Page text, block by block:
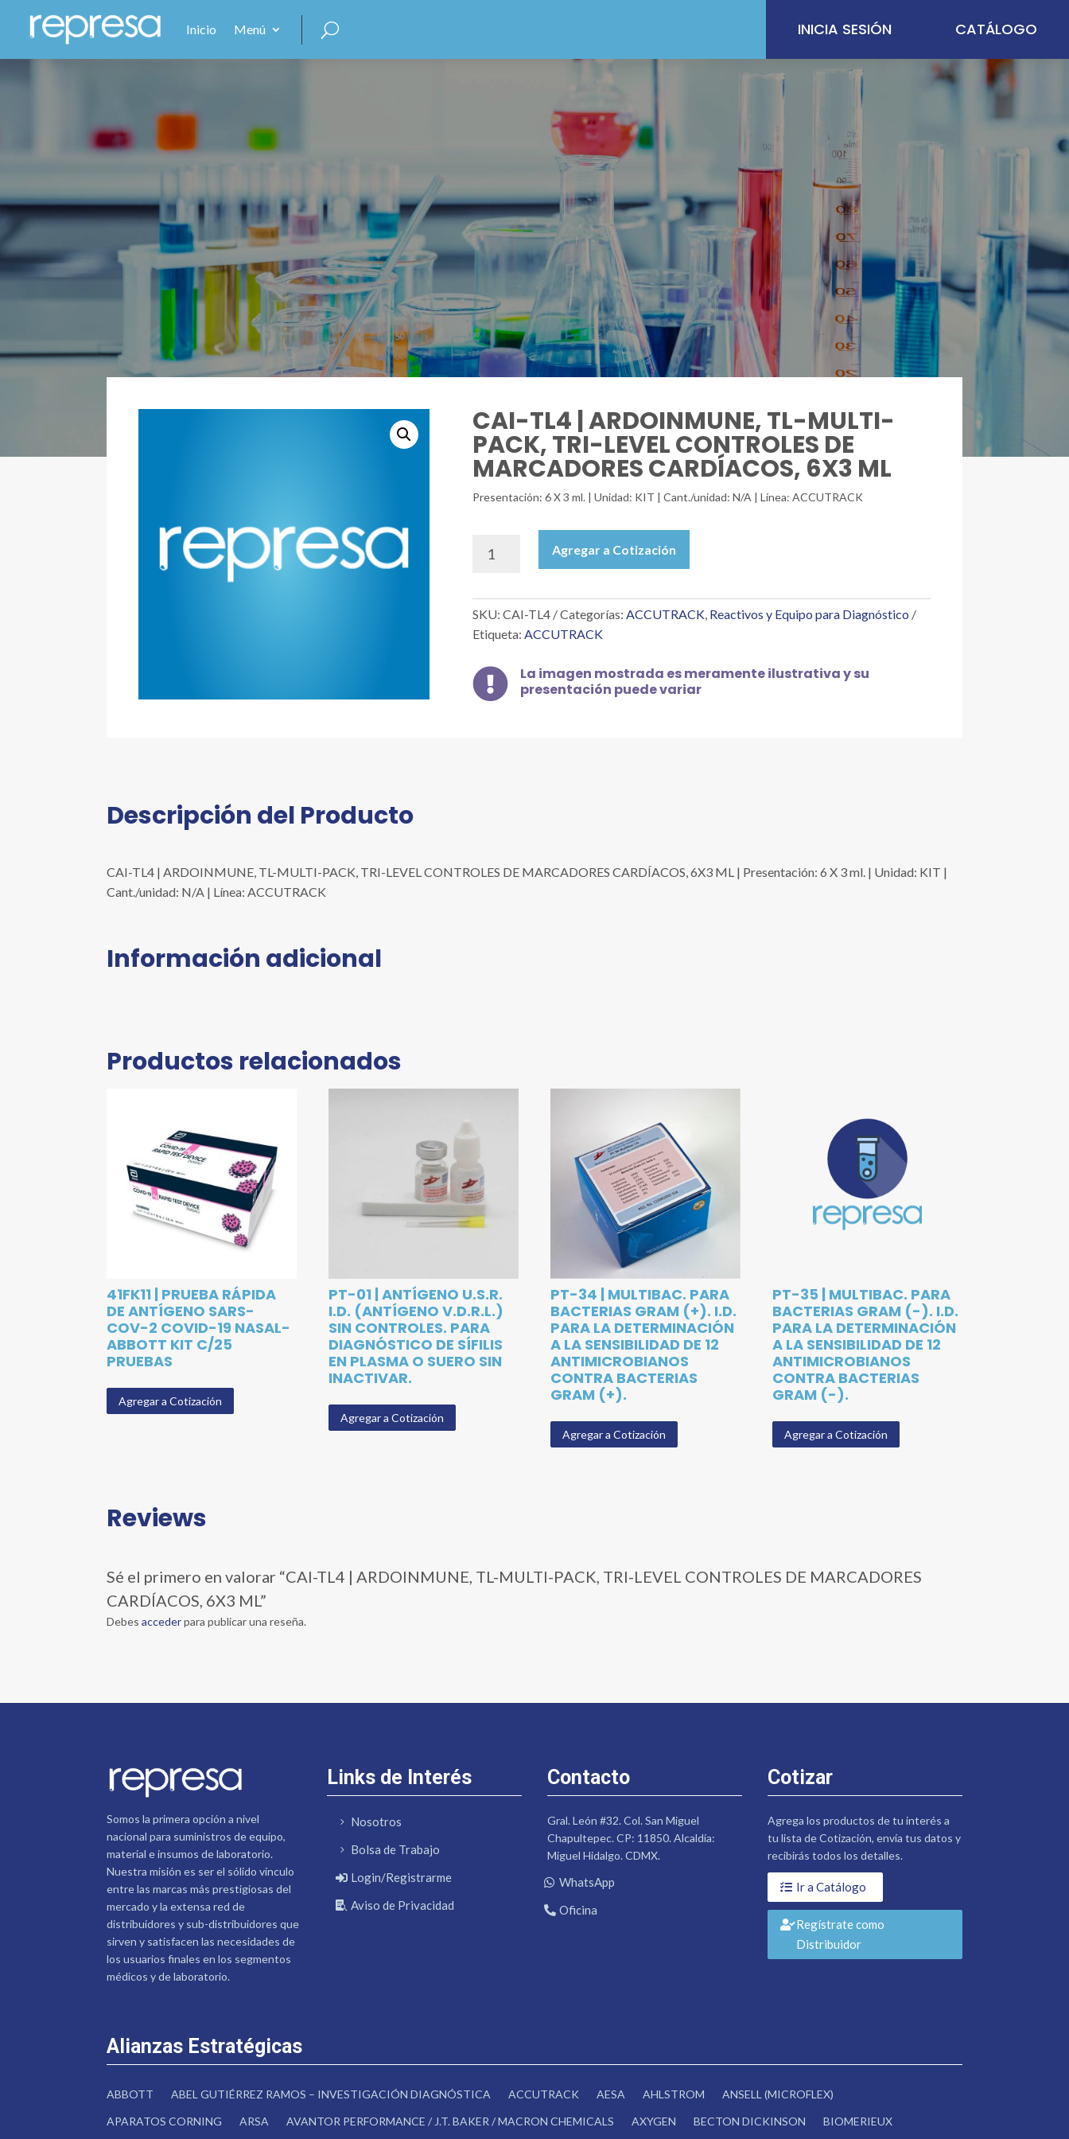
Inicio Menú INICIA SESIÓN CATÁLOGO
CAI-TL4 | ARDOINMUNE, TL-MULTI-
PACK, TRI-LEVEL CONTROLES DE
MARCADORES CARDÍACOS, 6X3 ML
Presentación: 6 X 3 ml. | Unidad: KIT | Cant./unidad: N/A | Línea: ACCUTRACK
TL4
ARDOINMUNE,
TL-
MULTI-
TRI-
LEVEL
CONTROLES
Agregar a Cotización
SKU:CAI-TL4 Categorías:ACCUTRACK, Reactivos y Equipo para Diagnóstico
Etiqueta:ACCUTRACK

La imagen mostrada es meramente ilustrativa y su
presentación puede variar
Descripción del Producto
CAI-TL4 | ARDOINMUNE, TL-MULTI-PACK, TRI-LEVEL CONTROLES DE MARCADORES CARDÍACOS, 6X3 ML | Presentación: 6 X 3 ml. | Unidad: KIT |
Cant./unidad: N/A | Línea: ACCUTRACK
Información adicional
Productos relacionados
41FK11 | PRUEBA RÁPIDA
DE ANTÍGENO SARS-
COV-2 COVID-19 NASAL-
ABBOTT KIT C/25
PRUEBAS
Agregar a Cotización
PT-01 | ANTÍGENO U.S.R.
I.D. (ANTÍGENO V.D.R.L.)
SIN CONTROLES. PARA
DIAGNÓSTICO DE SÍFILIS
EN PLASMA O SUERO SIN
INACTIVAR.
Agregar a Cotización
PT-34 | MULTIBAC. PARA
BACTERIAS GRAM (+). I.D.
PARA LA DETERMINACIÓN
A LA SENSIBILIDAD DE 12
ANTIMICROBIANOS
CONTRA BACTERIAS
GRAM (+).
Agregar a Cotización
PT-35 | MULTIBAC. PARA
BACTERIAS GRAM (-). I.D.
PARA LA DETERMINACIÓN
A LA SENSIBILIDAD DE 12
ANTIMICROBIANOS
CONTRA BACTERIAS
GRAM (-).
Agregar a Cotización
Reviews
Sé el primero en valorar “CAI-TL4 | ARDOINMUNE, TL-MULTI-PACK, TRI-LEVEL CONTROLES DE MARCADORES
CARDÍACOS, 6X3 ML”
Debesaccederpara publicar una reseña.
Somos la primera opción a nivel
nacional para suministros de equipo,
material e insumos de laboratorio.
Nuestra misión es ser el sólido vínculo
entre las marcas más prestigiosas del
mercado y la extensa red de
distribuidores y sub-distribuidores que
sirven y satisfacen las necesidades de
los usuarios finales en los segmentos
médicos y de laboratorio.
Links de Interés
Nosotros
Bolsa de Trabajo
Login/Registrarme
Aviso de Privacidad
Contacto
Gral. León #32. Col. San Miguel
Chapultepec. CP: 11850. Alcaldía:
Miguel Hidalgo. CDMX.
WhatsApp
Oficina
Cotizar
Agrega los productos de tu interés a
tu lista de Cotización, envía tus datos y
recibirás todos los detalles.
Ir a Catálogo
Regístrate como
Distribuidor
Alianzas Estratégicas
ABBOTT ABEL GUTIÉRREZ RAMOS – INVESTIGACIÓN DIAGNÓSTICA ACCUTRACK AESA AHLSTROM
ANSELL (MICROFLEX)
APARATOS CORNING
ARSA AVANTOR PERFORMANCE / J.T. BAKER / MACRON CHEMICALS AXYGEN BECTON DICKINSON BIOMERIEUX